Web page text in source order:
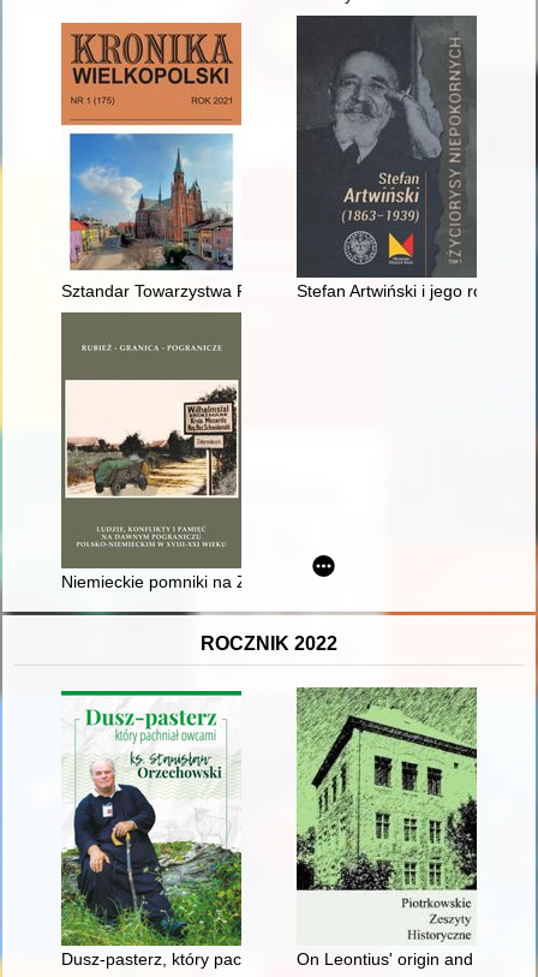
Sztandar Towarzystwa Przemysłowego w Ratajach w
Stefan Artwiński i jego rodzina
Niemieckie pomniki na Ziemi Międzyrzeckiej
ROCZNIK 2022
Dusz-pasterz, który pachniał owcami : ks. Stanisław
On Leontius' origin and career